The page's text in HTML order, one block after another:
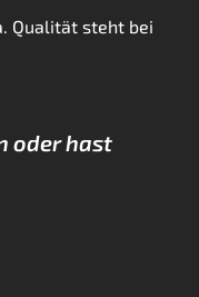
Qualität steht bei
oder hast